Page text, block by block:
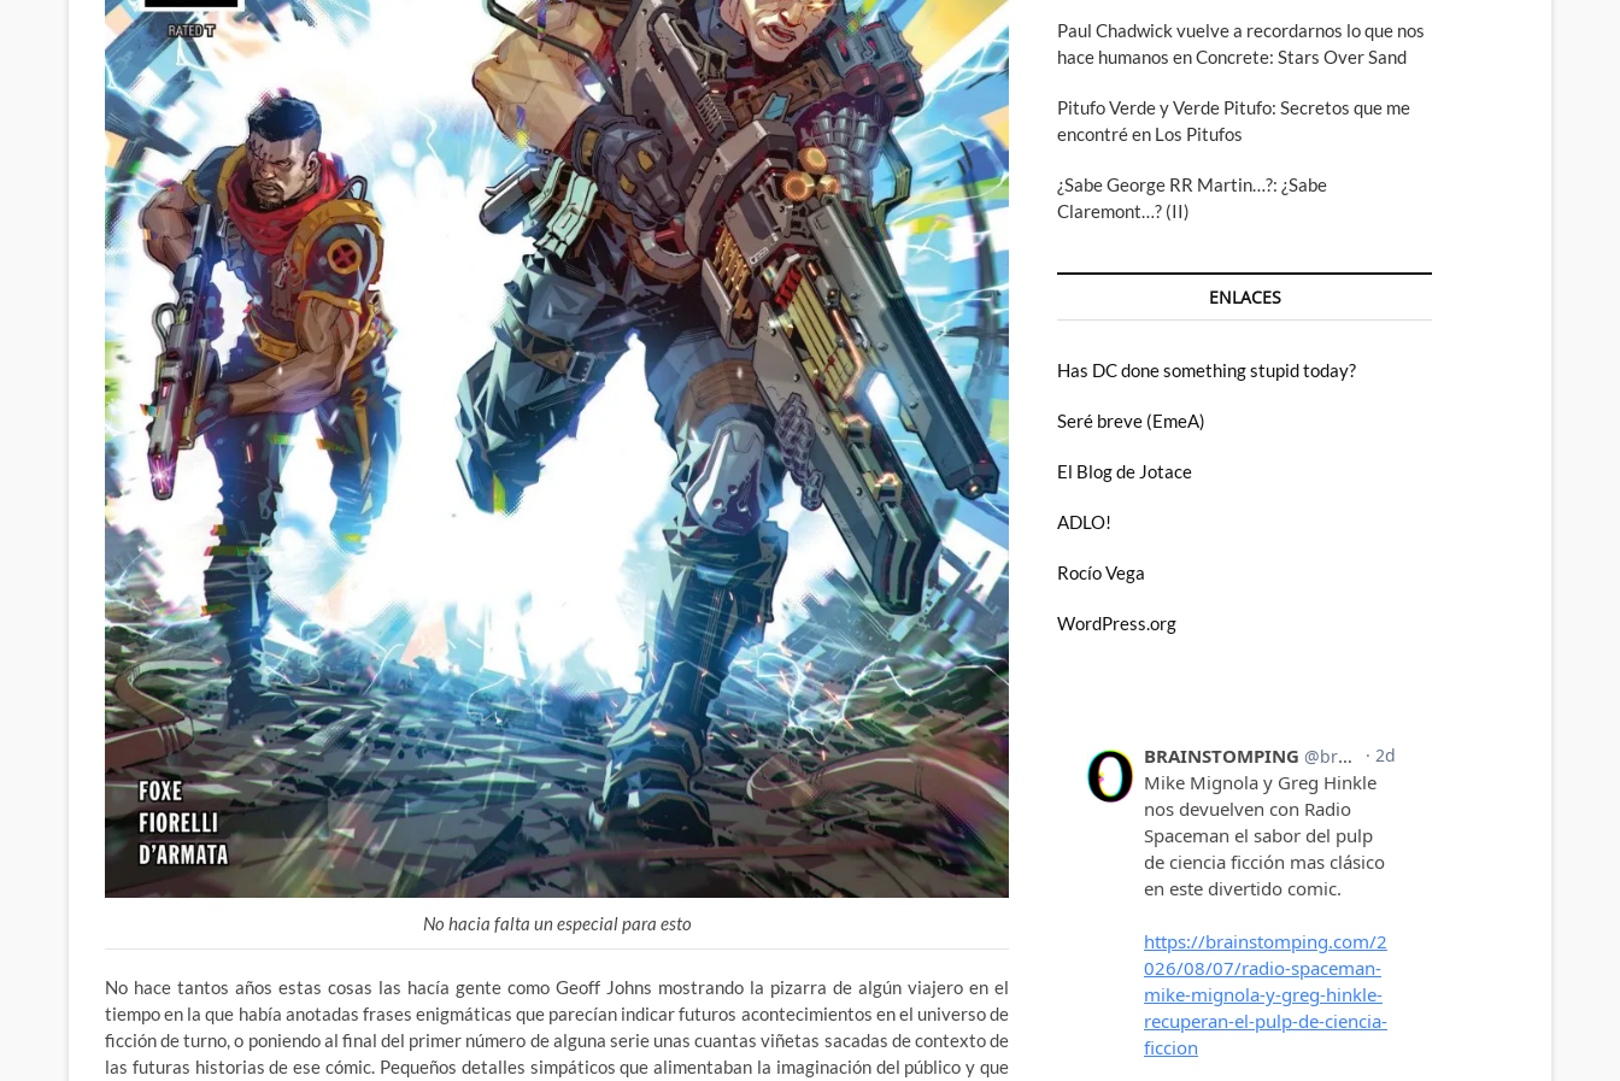
No hacia falta un especial para esto
No hace tantos años estas cosas las hacía gente como Geoff Johns mostrando la pizarra de algún viajero en el
tiempo en la que había anotadas frases enigmáticas que parecían indicar futuros acontecimientos en el universo de
ficción de turno, o poniendo al final del primer número de alguna serie unas cuantas viñetas sacadas de contexto de
las futuras historias de ese cómic. Pequeños detalles simpáticos que alimentaban la imaginación del público y que
Paul Chadwick vuelve a recordarnos lo que nos
hace humanos en Concrete: Stars Over Sand
Pitufo Verde y Verde Pitufo: Secretos que me
encontré en Los Pitufos
¿Sabe George RR Martin…?: ¿Sabe
Claremont…? (II)
ENLACES
Has DC done something stupid today?
Seré breve (EmeA)
El Blog de Jotace
ADLO!
Rocío Vega
WordPress.org